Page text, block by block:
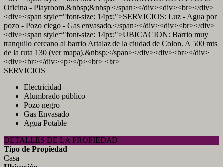
Oficina - Playroom.&nbsp;&nbsp;</span></div><div><br></div>
<div><span style="font-size: 14px;">SERVICIOS: Luz - Agua por
pozo - Pozo ciego - Gas envasado.</span></div><div><br></div>
<div><span style="font-size: 14px;">UBICACION: Barrio muy
tranquilo cercano al barrio Artalaz de la ciudad de Colon. A 500 mts
de la ruta 130 (ver mapa).&nbsp;</span></div><div><br></div>
<div><br></div><p></p><br> <br>
SERVICIOS
Electricidad
Alumbrado público
Pozo negro
Gas Envasado
Agua Potable
DETALLES DE LA PROPIEDAD
Tipo de Propiedad
Casa